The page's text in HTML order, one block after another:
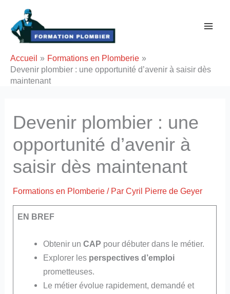
contenu
Accueil
Formations en Plomberie
Devenir plombier : une opportunité d’avenir à saisir dès
maintenant
Devenir plombier : une
opportunité d’avenir à
saisir dès maintenant
Formations en Plomberie / ParCyril Pierre de Geyer
EN BREF
Obtenir un CAP pour débuter dans le métier.
Explorer les perspectives d’emploi
prometteuses.
Le métier évolue rapidement, demandé et